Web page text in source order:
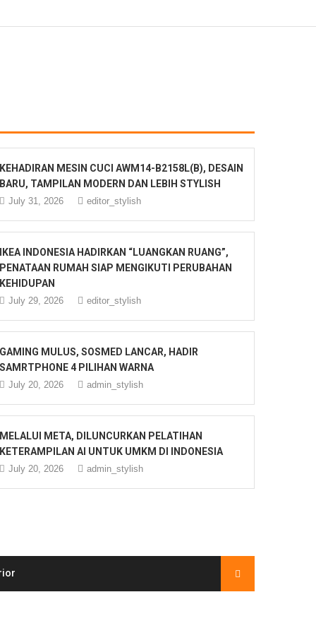
KEHADIRAN MESIN CUCI AWM14-B2158L(B), DESAIN
BARU, TAMPILAN MODERN DAN LEBIH STYLISH
July 31, 2026 editor_stylish
IKEA INDONESIA HADIRKAN “LUANGKAN RUANG”,
PENATAAN RUMAH SIAP MENGIKUTI PERUBAHAN
KEHIDUPAN
July 29, 2026 editor_stylish
GAMING MULUS, SOSMED LANCAR, HADIR
SAMRTPHONE 4 PILIHAN WARNA
July 20, 2026 admin_stylish
MELALUI META, DILUNCURKAN PELATIHAN
KETERAMPILAN AI UNTUK UMKM DI INDONESIA
July 20, 2026 admin_stylish